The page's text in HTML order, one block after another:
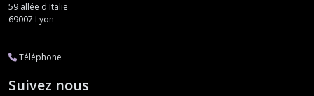
59 allée d'Italie
69007 Lyon
Téléphone
Suivez nous